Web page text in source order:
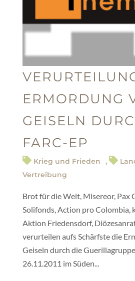
ERMORDUNG
GEISELN
FARC-EP
Krieg und Frieden ,
Vertreibung
Brot für die Welt, Misereor, Pax
Solifonds, Action pro Colombia,
Aktion Friedensdorf,
verurteilen aufs Schärfste die
Geiseln durch die
26.11.2011 im Süden...